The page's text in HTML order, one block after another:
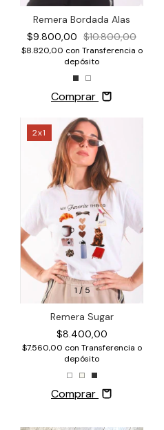
Remera Bordada Alas
$9.800,00 $10.800,00
$8.820,00 con Transferencia o
depósito
Comprar
1 / 5
2x1
Remera Sugar
$8.400,00
$7.560,00 con Transferencia o
depósito
Comprar